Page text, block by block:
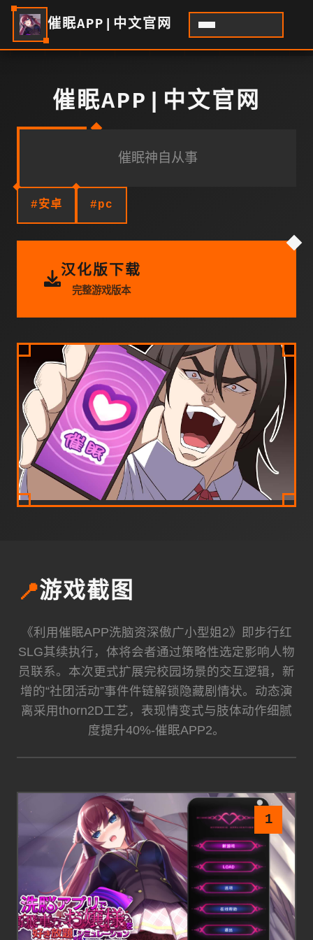
催眠APP|中文官网
催眠APP|中文官网
催眠神自从事
#安卓 #pc
汉化版下载
完整游戏版本
📍游戏截图
《利用催眠APP洗脑资深傲广小型姐2》即步行红
SLG其续执行，体将会者通过策略性选定影响人物
员联系。本次更式扩展完校园场景的交互逻辑，新
增的“社团活动”事件件链解锁隐藏剧情状。动态演
离采用thorn2D工艺，表现情变式与肢体动作细腻
度提升40%-催眠APP2。
1